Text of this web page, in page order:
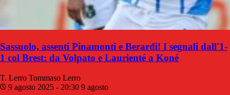
Sassuolo, assenti Pinamonti e Berardi! I segnali dall'1-
1 col Brest: da Volpato e Laurienté a Koné
T. Lerro Tommaso Lerro
9 agosto 2025 - 20:30 9 agosto